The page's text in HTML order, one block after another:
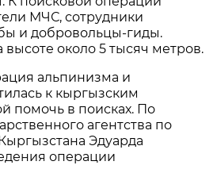
МЧС, сотрудники
и добровольцы-гиды.
высоте около 5 тысяч метров.
альпинизма и
к кыргызским
помочь в поисках. По
агентства по
Эдуарда
операции